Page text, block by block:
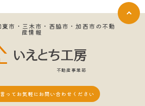
市・三木市・西脇市・加西市の不動
産情報
不動産事業部
ってお気軽にお問い合わせください